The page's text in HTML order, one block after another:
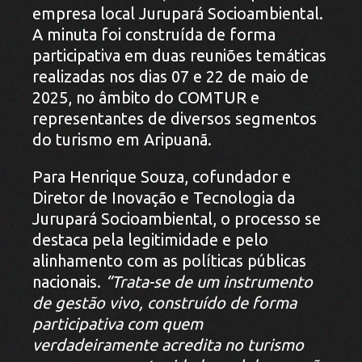
empresa local Jurupará Socioambiental.
A minuta foi construída de forma
participativa em duas reuniões temáticas
realizadas nos dias 07 e 22 de maio de
2025, no âmbito do COMTUR e
representantes de diversos segmentos
do turismo em Aripuanã.
Para Henrique Souza, cofundador e
Diretor de Inovação e Tecnologia da
Jurupará Socioambiental, o processo se
destaca pela legitimidade e pelo
alinhamento com as políticas públicas
nacionais. “Trata-se de um instrumento
de gestão vivo, construído de forma
participativa com quem
verdadeiramente acredita no turismo